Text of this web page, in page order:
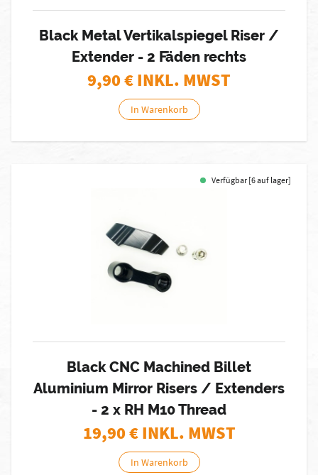
Black Metal Vertikalspiegel Riser /
Extender - 2 Fäden rechts
9,90€ INKL. MWST
In Warenkorb
Verfügbar [6 auf lager]
Black CNC Machined Billet
Aluminium Mirror Risers / Extenders
- 2 x RH M10 Thread
19,90€ INKL. MWST
In Warenkorb